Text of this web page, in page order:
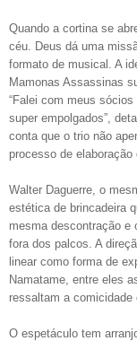
Quando a cortina se
céu. Deus dá uma
formato de musical. A
Mamonas Assassinas
“Falei com meus
super empolgados”,
conta que o trio não
processo de elaboração
Walter Daguerre, o
estética de brincadeira
mesma descontração e
fora dos palcos. A
linear como forma de
Namatame, entre eles
ressaltam a comicidade
O espetáculo tem